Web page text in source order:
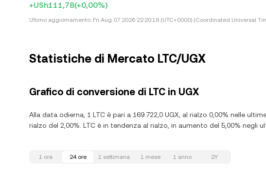
+USh111,78(+0,00%)
Ultimo aggiornamento: Fri Aug 07 2026 22:20:19 (UTC+0000) (Coordinated Universal
Statistiche di Mercato LTC/UGX
Grafico di conversione di LTC in UGX
Alla data odierna, 1 LTC è pari a 169.722,0 UGX, al rialzo 0,00% nelle
rialzo del 2,00%. LTC è in tendenza al rialzo, in aumento del 5,00% negli
1 ora 24 ore 1 settimana 1 mese 1 anno 2Y